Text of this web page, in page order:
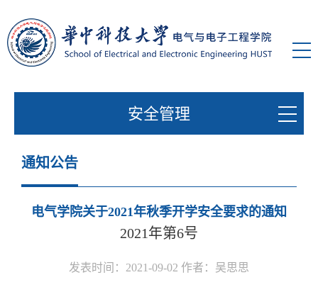
安全管理
通知公告
电气学院关于2021年秋季开学安全要求的通知
2021年第6号
发表时间：2021-09-02 作者：吴思思